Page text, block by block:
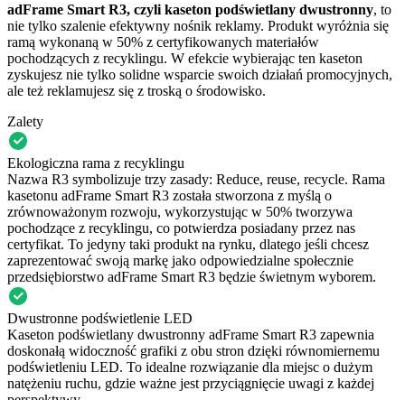
adFrame Smart R3, czyli kaseton podświetlany dwustronny, to
nie tylko szalenie efektywny nośnik reklamy. Produkt wyróżnia się
ramą wykonaną w 50% z certyfikowanych materiałów
pochodzących z recyklingu. W efekcie wybierając ten kaseton
zyskujesz nie tylko solidne wsparcie swoich działań promocyjnych,
ale też reklamujesz się z troską o środowisko.
Zalety
Ekologiczna rama z recyklingu
Nazwa R3 symbolizuje trzy zasady: Reduce, reuse, recycle. Rama
kasetonu adFrame Smart R3 została stworzona z myślą o
zrównoważonym rozwoju, wykorzystując w 50% tworzywa
pochodzące z recyklingu, co potwierdza posiadany przez nas
certyfikat. To jedyny taki produkt na rynku, dlatego jeśli chcesz
zaprezentować swoją markę jako odpowiedzialne społecznie
przedsiębiorstwo adFrame Smart R3 będzie świetnym wyborem.
Dwustronne podświetlenie LED
Kaseton podświetlany dwustronny adFrame Smart R3 zapewnia
doskonałą widoczność grafiki z obu stron dzięki równomiernemu
podświetleniu LED. To idealne rozwiązanie dla miejsc o dużym
natężeniu ruchu, gdzie ważne jest przyciągnięcie uwagi z każdej